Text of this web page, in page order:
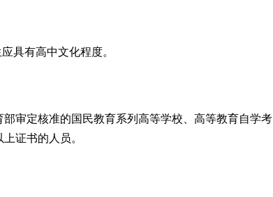
具有高中文化程度。
审定核准的国民教育系列高等学校、高等教育自学考
证书的人员。